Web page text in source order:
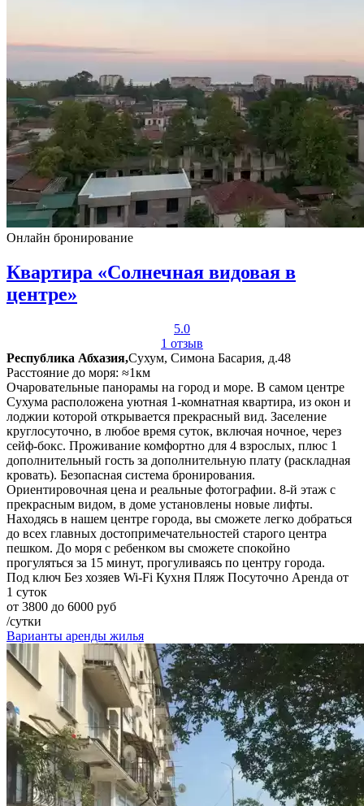
Онлайн бронирование
Квартира «Солнечная видовая в
центре»
5.0
1 отзыв
Республика Абхазия,Сухум, Симона Басария, д.48
Расстояние до моря: ≈1км
Очаровательные панорамы на город и море. В самом центре
Сухума расположена уютная 1-комнатная квартира, из окон и
лоджии которой открывается прекрасный вид. Заселение
круглосуточно, в любое время суток, включая ночное, через
сейф-бокс. Проживание комфортно для 4 взрослых, плюс 1
дополнительный гость за дополнительную плату (раскладная
кровать). Безопасная система бронирования.
Ориентировочная цена и реальные фотографии. 8-й этаж с
прекрасным видом, в доме установлены новые лифты.
Находясь в нашем центре города, вы сможете легко добраться
до всех главных достопримечательностей старого центра
пешком. До моря с ребенком вы сможете спокойно
прогуляться за 15 минут, прогуливаясь по центру города.
Под ключ Без хозяев Wi-Fi Кухня Пляж Посуточно Аренда от
1 суток
от 3800 до 6000 руб
/сутки
Варианты аренды жилья